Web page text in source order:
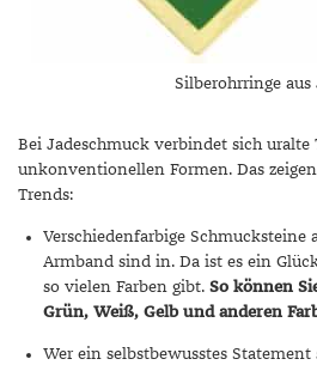
Silberohrringe aus
Bei Jadeschmuck verbindet sich
unkonventionellen Formen. Das
Trends:
Verschiedenfarbige Schmucksteine
Armband sind in. Da ist es ein
so vielen Farben gibt. So können
Grün, Weiß, Gelb und anderen
Wer ein selbstbewusstes